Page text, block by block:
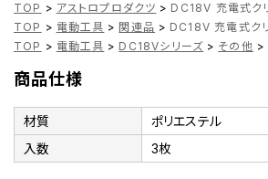
TOP > アストロプロダクツ > DC18V 充電式ク
TOP > 電動工具 > 関連品 > DC18V 充電式ク
TOP > 電動工具 > DC18Vシリーズ > その他 >
商品仕様
材質
ポリエステル
入数
3枚